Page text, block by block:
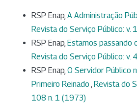
RSP Enap, A Administração
Revista do Serviço Público: v.
RSP Enap, Estamos passando
Revista do Serviço Público: v.
RSP Enap, O Servidor Público
Primeiro Reinado Revista do
108 n. 1 (1973)